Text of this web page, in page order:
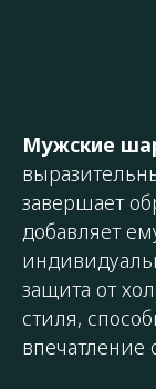
Мужские
завершает
добавляет
защита от
стиля,
впечатление